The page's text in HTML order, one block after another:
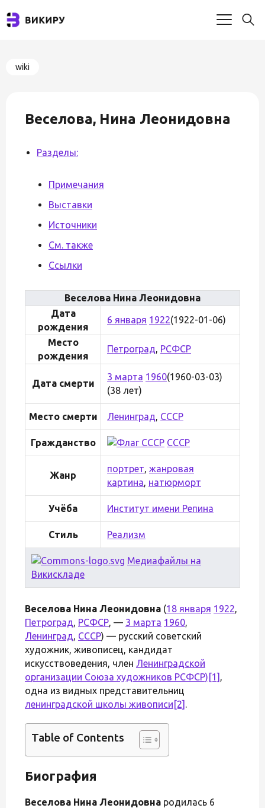
wiki
Веселова, Нина Леонидовна
Разделы:
Примечания
Выставки
Источники
См. также
Ссылки
Веселова Нина Леонидовна
Дата
рождения
6 января 1922(1922-01-06)
Место
рождения
Петроград, РСФСР
Дата смерти
3 марта 1960(1960-03-03)
(38 лет)
Место смерти Ленинград, СССР
Гражданство СССР
Жанр
портрет, жанровая
картина, натюрморт
Учёба Институт имени Репина
Стиль Реализм
Медиафайлы на
Викискладе
Веселова Нина Леонидовна (18 января 1922,
Петроград, РСФСР, — 3 марта 1960,
Ленинград, СССР) — русский советский
художник, живописец, кандидат
искусствоведения, член Ленинградской
организации Союза художников РСФСР) [1] ,
одна из видных представительниц
ленинградской школы живописи [2] .
Table of Contents
Биография
Веселова Нина Леонидовна родилась 6